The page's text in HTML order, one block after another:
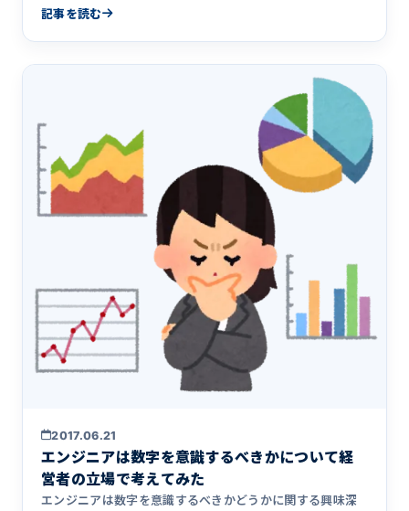
に数字を意識させ&hellip;
記事を読む
2017.06.21
エンジニアは数字を意識するべきかについて経
営者の立場で考えてみた
エンジニアは数字を意識するべきかどうかに関する興味深